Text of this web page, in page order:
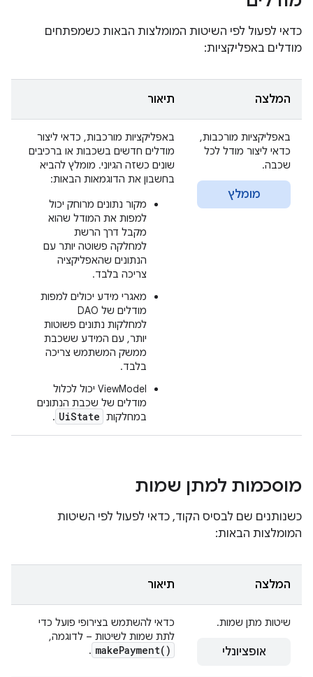
כדאי לפעול לפי השיטות המומלצות הבאות כשמפתחים
מודלים באפליקציות:
המלצה תיאור
באפליקציות מורכבות,
כדאי ליצור מודל לכל
שכבה.
מומלץ
באפליקציות מורכבות, כדאי ליצור
מודלים חדשים בשכבות או ברכיבים
שונים כשזה הגיוני. מומלץ להביא
בחשבון את הדוגמאות הבאות:
מקור נתונים מרוחק יכול
למפות את המודל שהוא
מקבל דרך הרשת
למחלקה פשוטה יותר עם
הנתונים שהאפליקציה
צריכה בלבד.
מאגרי מידע יכולים למפות
מודלים של DAO
למחלקות נתונים פשוטות
יותר, עם המידע ששכבת
ממשק המשתמש צריכה
בלבד.
‫ViewModel יכול לכלול
מודלים של שכבת הנתונים
במחלקות UiState
.
מוסכמות למתן שמות
כשנותנים שם לבסיס הקוד, כדאי לפעול לפי השיטות
המומלצות הבאות:
המלצה תיאור
שיטות מתן שמות.
אופציונלי
כדאי להשתמש בצירופי פועל כדי
לתת שמות לשיטות – לדוגמה,
makePayment( )
.